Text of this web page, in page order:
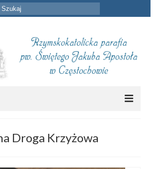
duszpasterskie
Droga Krzyżowa